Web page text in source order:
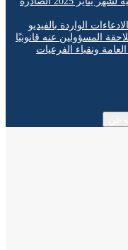
الواردة بالفيديو
عنه قانونيًا
ونقباء الفرعيات